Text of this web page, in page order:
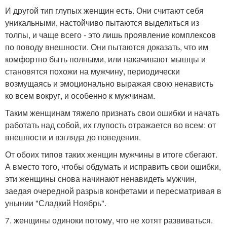
И другой тип глупых женщин есть. Они считают себя
уникальными, настойчиво пытаются выделиться из
толпы, и чаще всего - это лишь проявление комплексов
по поводу внешности. Они пытаются доказать, что им
комфортно быть полными, или накачивают мышцы и
становятся похожи на мужчину, периодически
возмущаясь и эмоционально выражая свою ненависть
ко всем вокруг, и особенно к мужчинам.
Таким женщинам тяжело признать свои ошибки и начать
работать над собой, их глупость отражается во всем: от
внешности и взгляда до поведения.
От обоих типов таких женщин мужчины в итоге сбегают.
А вместо того, чтобы обдумать и исправить свои ошибки,
эти женщины снова начинают ненавидеть мужчин,
заедая очередной разрыв конфетами и пересматривая в
унынии "Сладкий Ноябрь".
7. женщины одиноки потому, что не хотят развиваться.